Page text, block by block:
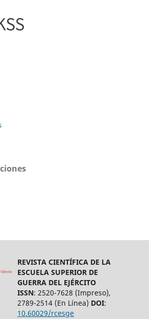
REVISTA CIENTÍFICA DE LA
ESCUELA SUPERIOR DE
GUERRA DEL EJÉRCITO
ISSN: 2520-7628 (Impreso),
2789-2514 (En Línea) DOI:
10.60029/rcesge